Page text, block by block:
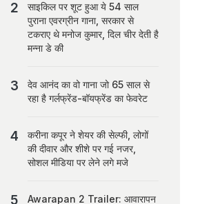
साइकिल पर शूट हुआ ये 54 साल
पुराना एवरग्रीन गाना, सरकार से
टकराए थे मनोज कुमार, दिल चीर देती है
मन्ना डे की
देव आनंद का वो गाना जो 65 साल से
रहा है गर्लफ्रेंड-बॉयफ्रेंड का फेवरेट
करीना कपूर ने शेयर की सेल्फी, लोगों
की दीवार और शीशे पर गई नजर,
सोशल मीडिया पर लेने लगे मजे
Awarapan 2 Trailer: आवारापन